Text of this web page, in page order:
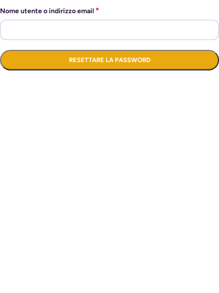
Nome utente o indirizzo email *
RESETTARE LA PASSWORD